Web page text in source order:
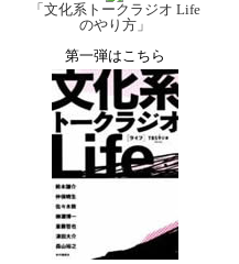
「文化系トークラジオ Life
のやり方」
第一弾はこちら